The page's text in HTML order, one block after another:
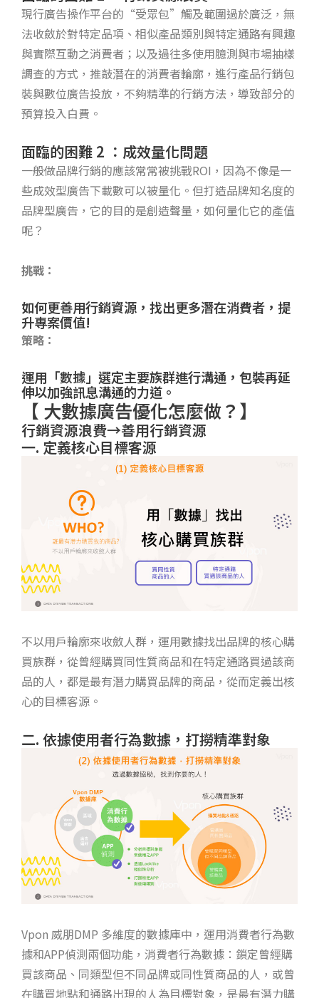
現行廣告操作平台的“受眾包”觸及範圍過於廣泛，無
法收斂於對特定品項、相似產品類別與特定通路有興趣
與實際互動之消費者；以及過往多使用臆測與市場抽樣
調查的方式，推敲潛在的消費者輪廓，進行產品行銷包
裝與數位廣告投放，不夠精準的行銷方法，導致部分的
預算投入白費。
面臨的困難 2 ：成效量化問題
一般做品牌行銷的應該常常被挑戰ROI，因為不像是一
些成效型廣告下載數可以被量化。但打造品牌知名度的
品牌型廣告，它的目的是創造聲量，如何量化它的產值
呢？
挑戰：
如何更善用行銷資源，找出更多潛在消費者，提
升專案價值!
策略：
運用「數據」選定主要族群進行溝通，包裝再延
伸以加強訊息溝通的力道。 ​
【 大數據廣告優化怎麼做？】
行銷資源浪費→善用行銷資源
一. 定義核心目標客源
不以用戶輪廓來收斂人群，運用數據找出品牌的核心購
買族群，從曾經購買同性質商品和在特定通路買過該商
品的人，都是最有潛力購買品牌的商品，從而定義出核
心的目標客源。
二. 依據使用者行為數據，打撈精準對象
Vpon 威朋DMP 多維度的數據庫中，運用消費者行為數
據和APP偵測兩個功能，消費者行為數據：鎖定曾經購
買該商品、同類型但不同品牌或同性質商品的人，或曾
在購買地點和通路出現的人為目標對象，是最有潛力購